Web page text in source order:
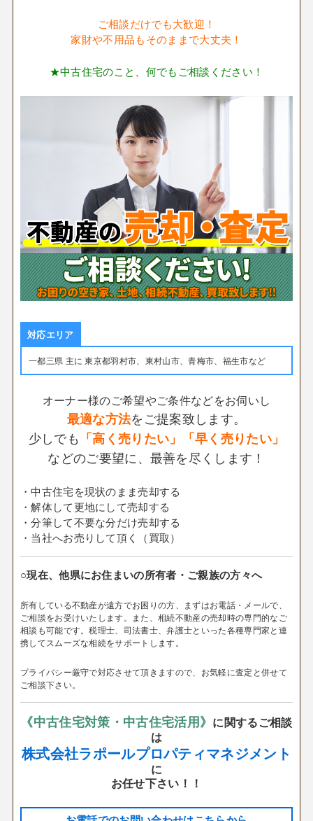
ご相談だけでも大歓迎！
家財や不用品もそのままで大丈夫！
★中古住宅のこと、何でもご相談ください！
対応エリア
一都三県 主に 東京都羽村市、東村山市、青梅市、福生市など
オーナー様のご希望やご条件などをお伺いし
最適な方法をご提案致します。
少しでも 「高く売りたい」「早く売りたい」
などのご要望に、最善を尽くします！
・中古住宅を現状のまま売却する
・解体して更地にして売却する
・分筆して不要な分だけ売却する
・当社へお売りして頂く（買取）
○現在、他県にお住まいの所有者・ご親族の方々へ
所有している不動産が遠方でお困りの方、まずはお電話・メールで、
ご相談をお受けいたします。
また、相続不動産の売却時の専門的なご
相談も可能です。税理士、司法書士、弁護士といった各種専門家と連
携してスムーズな相続をサポートします。
プライバシー厳守で対応させて頂きますので、お気軽に査定と併せて
ご相談下さい。
《中古住宅対策・中古住宅活用》 に関するご相談
は
株式会社ラポールプロパティマネジメント
に
お任せ下さい！！